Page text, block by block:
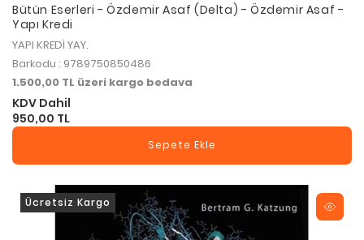
Bütün Eserleri - Özdemir Asaf (Delta) - Özdemir Asaf -
Yapı Kredi
YAPI KREDİ YAY.
Barkodu : 9789750850486
1.500,00 TL üzeri kargo bedava
KDV Dahil
950,00 TL
Sepete Ekle
Ücretsiz Kargo